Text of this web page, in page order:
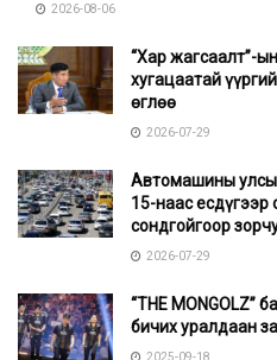
2026-08-06
“Хар жагсаалт”-
хугацаатай
өглөө
2026-07-29
Автомашины
15-наас есдүгээр
сондгойгоор
2026-07-29
“THE MONGOLZ”
бичих уралдаан
2025-09-18